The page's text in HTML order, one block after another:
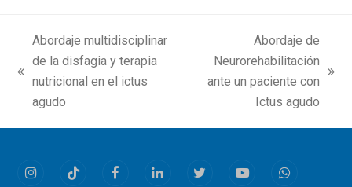
previous
post:
Abordaje multidisciplinar
de la disfagia y terapia
nutricional en el ictus
agudo
next
Abordaje de
Neurorehabilitación
ante un paciente con
Ictus agudo
InstagramTiktok FacebookLinkedInTwitterYoutubeWhatsapp